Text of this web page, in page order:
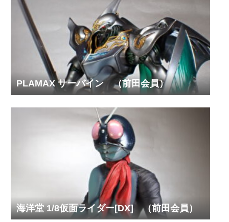
PLAMAX サーバイン （前田会員）
海洋堂 1/8仮面ライダー[DX] （前田会員）